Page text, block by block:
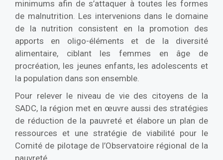
minimums afin de s’attaquer à toutes les formes
de malnutrition. Les intervenions dans le domaine
de la nutrition consistent en la promotion des
apports en oligo-éléments et de la diversité
alimentaire, ciblant les femmes en âge de
procréation, les jeunes enfants, les adolescents et
la population dans son ensemble.
Pour relever le niveau de vie des citoyens de la
SADC, la région met en œuvre aussi des stratégies
de réduction de la pauvreté et élabore un plan de
ressources et une stratégie de viabilité pour le
Comité de pilotage de l’Observatoire régional de la
pauvreté.